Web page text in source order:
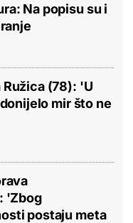
Na popisu su i
(78): 'U
mir što ne
'Zbog
postaju meta